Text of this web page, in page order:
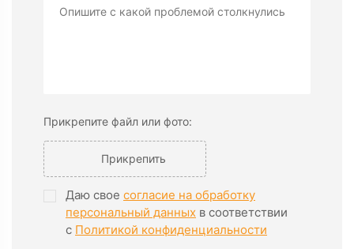
Прикрепите файл или фото:
Прикрепить
Даю свое согласие на обработку
персональный данных в соответствии
с Политикой конфиденциальности